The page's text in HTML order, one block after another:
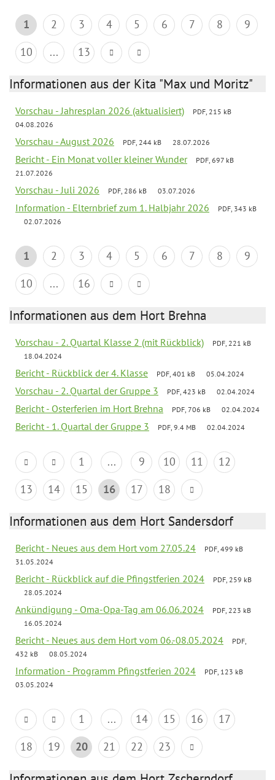
1 2 3 4 5 6 7 8
9
10
... 13
Informationen aus der Kita "Max und Moritz"
Vorschau - Jahresplan 2026 (aktualisiert)
PDF, 215 kB
04.08.2026
Vorschau - August 2026 PDF, 244 kB 28.07.2026
Bericht - Ein Monat voller kleiner Wunder
PDF, 697 kB
21.07.2026
Vorschau - Juli 2026 PDF, 286 kB 03.07.2026
Information - Elternbrief zum 1. Halbjahr 2026
PDF, 343 kB
02.07.2026
1 2 3 4 5 6 7 8
9
10
... 16
Informationen aus dem Hort Brehna
Vorschau - 2. Quartal Klasse 2 (mit Rückblick)
PDF, 221 kB
18.04.2024
Bericht - Rückblick der 4. Klasse PDF, 401 kB 05.04.2024
Vorschau - 2. Quartal der Gruppe 3 PDF, 423 kB 02.04.2024
Bericht - Osterferien im Hort Brehna PDF, 706 kB 02.04.2024
Bericht - 1. Quartal der Gruppe 3 PDF, 9.4 MB 02.04.2024
1 ... 9 10 11
12
13
14 15 16 17 18
Informationen aus dem Hort Sandersdorf
Bericht - Neues aus dem Hort vom 27.05.24
PDF, 499 kB
31.05.2024
Bericht - Rückblick auf die Pfingstferien 2024
PDF, 259 kB
28.05.2024
Ankündigung - Oma-Opa-Tag am 06.06.2024
PDF, 223 kB
16.05.2024
Bericht - Neues aus dem Hort vom 06.-08.05.2024
PDF,
432 kB
08.05.2024
Information - Programm Pfingstferien 2024
PDF, 123 kB
03.05.2024
1 ... 14 15 16
17
18
19 20 21 22 23